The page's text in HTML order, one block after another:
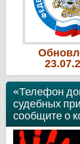
23.07
«Телефон
судебных
сообщите о